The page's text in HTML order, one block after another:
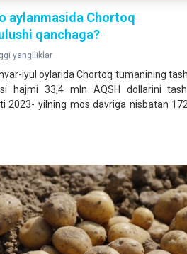
aylanmasida Chortoq
qanchaga?
yangiliklar
iyul oylarida Chortoq tumanining
hajmi 33,4 mln AQSH dollarini
2023- yilning mos davriga nisbatan